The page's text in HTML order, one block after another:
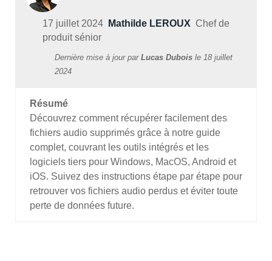
17 juillet 2024 Mathilde LEROUX Chef de
produit sénior
Dernière mise à jour par Lucas Dubois le 18 juillet
2024
Résumé
Découvrez comment récupérer facilement des
fichiers audio supprimés grâce à notre guide
complet, couvrant les outils intégrés et les
logiciels tiers pour Windows, MacOS, Android et
iOS. Suivez des instructions étape par étape pour
retrouver vos fichiers audio perdus et éviter toute
perte de données future.